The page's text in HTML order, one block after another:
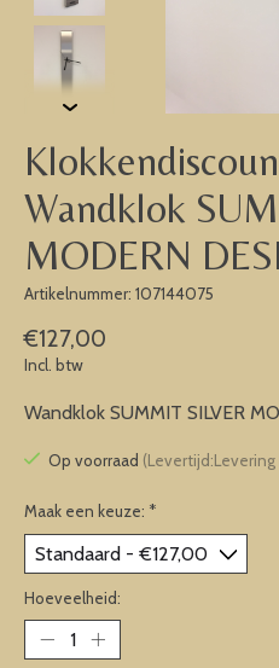
Wandklok
MODERN
Artikelnummer: 107144075
€127,00
Incl. btw
Wandklok SUMMIT SILVER
Op voorraad
Maak een keuze: *
Hoeveelheid: